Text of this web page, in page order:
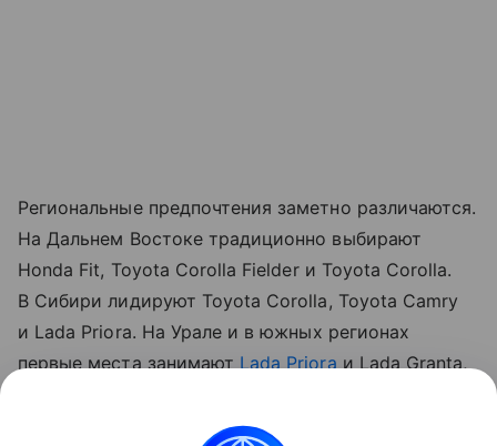
Региональные предпочтения заметно различаются.
На Дальнем Востоке традиционно выбирают
Honda Fit, Toyota Corolla Fielder и Toyota Corolla.
В Сибири лидируют Toyota Corolla, Toyota Camry
и Lada Priora. На Урале и в южных регионах
первые места занимаютLada Prioraи Lada Granta,
Самара, а на юге — у классической ВАЗ-2107.